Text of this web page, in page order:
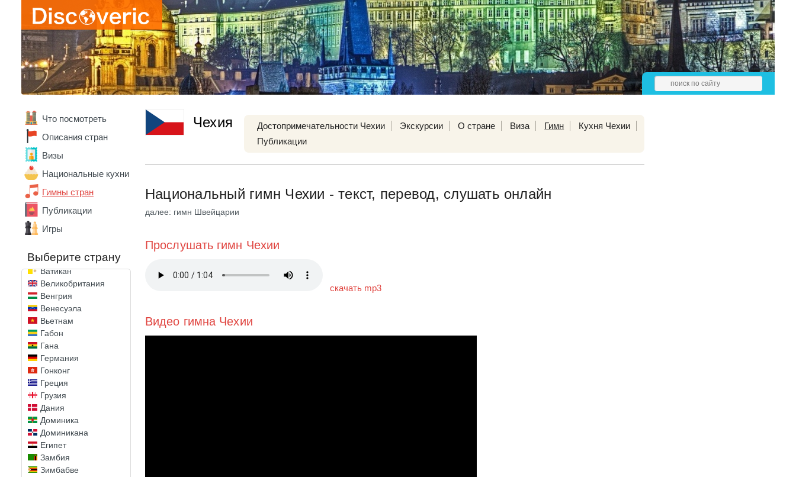
Что посмотреть
Описания стран
Визы
Национальные кухни
Гимны стран
Публикации
Игры
Выберите страну
Абхазия
Австралия
Азербайджан
Алжир
Андорра
Аргентина
Беларусь
Бельгия
Болгария
Бразилия
Ватикан
Великобритания
Венгрия
Венесуэла
Вьетнам
Габон
Гана
Германия
Гонконг
Греция
Грузия
Дания
Доминика
Доминикана
Египет
Замбия
Зимбабве
Чехия Достопримечательности Чехии Экскурсии О стране Виза Гимн
Кухня Чехии
Публикации
Национальный гимн Чехии - текст, перевод, слушать онлайн
далее: гимн Швейцарии
Прослушать гимн Чехии
скачать mp3
Видео гимна Чехии